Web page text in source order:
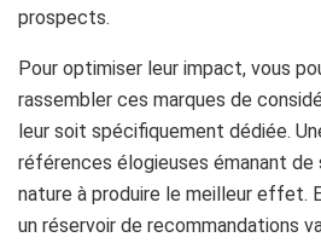
prospects.
Pour optimiser leur impact, vous
rassembler ces marques de
leur soit spécifiquement dédiée.
références élogieuses émanant de
nature à produire le meilleur effet.
un réservoir de recommandations